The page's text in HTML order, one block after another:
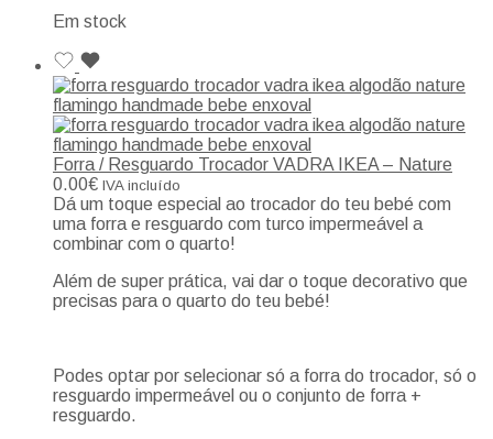
Em stock
Forra / Resguardo Trocador VADRA IKEA – Nature
0.00€ IVA incluído
Dá um toque especial ao trocador do teu bebé com
uma forra e resguardo com turco impermeável a
combinar com o quarto!
Além de super prática, vai dar o toque decorativo que
precisas para o quarto do teu bebé!
Podes optar por selecionar só a forra do trocador, só o
resguardo impermeável ou o conjunto de forra +
resguardo.